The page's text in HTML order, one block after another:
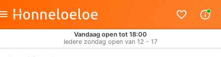
Vandaag open tot 18:00
Iedere zondag open van 12 - 17